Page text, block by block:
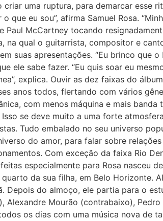
uma ruptura, para demarcar esse
eu sou”, afirma Samuel Rosa.
Paul McCartney tocando
na qual o guitarrista, compositor e
suas apresentações. “Eu brinco que
ele sabe fazer. “Eu quis soar eu
explica. Ouvir as dez faixas do
anos todos, flertando com vários
com menos máquina e mais banda
se deve muito a uma forte
Tudo embalado no seu universo
do amor, para falar sobre
Com exceção da faixa Rio
especialmente para Rosa nasceu
da sua filha, em Belo Horizonte.
Depois do almoço, ele partia para o
Mourão (contrabaixo), Pedro
os dias com uma música nova de